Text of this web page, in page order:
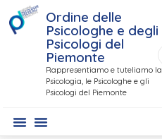
Ordine delle
Psicologhe e degli
Psicologi del
Piemonte
Rappresentiamo e tuteliamo la
Psicologia, le Psicologhe e gli
Psicologi del Piemonte